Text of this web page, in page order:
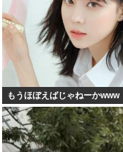
もうほぼえばじゃねーかwww